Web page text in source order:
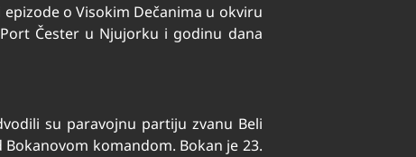
​​o Visokim Dečanima u okviru
Čester u Njujorku i godinu dana
su paravojnu partiju zvanu Beli
komandom. Bokan je 23.